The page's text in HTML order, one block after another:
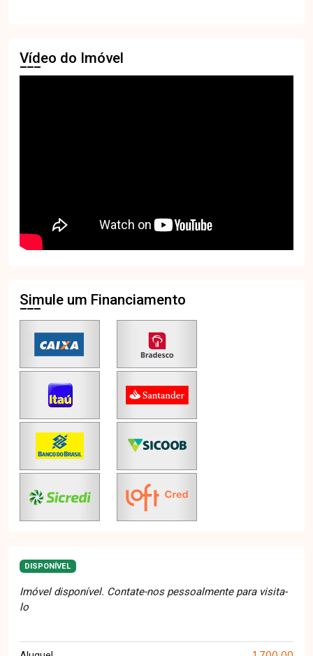
Vídeo do Imóvel
Simule um Financiamento
DISPONÍVEL
Imóvel disponível. Contate-nos pessoalmente para visita-
lo